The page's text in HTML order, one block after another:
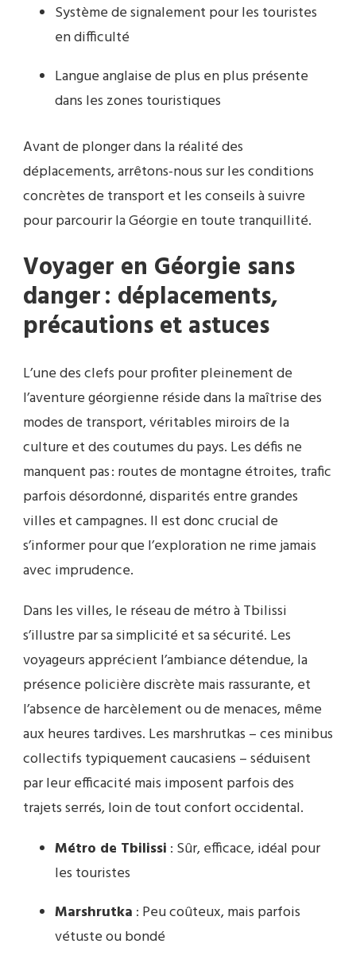
Système de signalement pour les touristes
en difficulté
Langue anglaise de plus en plus présente
dans les zones touristiques
Avant de plonger dans la réalité des
déplacements, arrêtons-nous sur les conditions
concrètes de transport et les conseils à suivre
pour parcourir la Géorgie en toute tranquillité.
Voyager en Géorgie sans
danger : déplacements,
précautions et astuces
L’une des clefs pour profiter pleinement de
l’aventure géorgienne réside dans la maîtrise des
modes de transport, véritables miroirs de la
culture et des coutumes du pays. Les défis ne
manquent pas : routes de montagne étroites, trafic
parfois désordonné, disparités entre grandes
villes et campagnes. Il est donc crucial de
s’informer pour que l’exploration ne rime jamais
avec imprudence.
Dans les villes, le réseau de métro à Tbilissi
s’illustre par sa simplicité et sa sécurité. Les
voyageurs apprécient l’ambiance détendue, la
présence policière discrète mais rassurante, et
l’absence de harcèlement ou de menaces, même
aux heures tardives. Les marshrutkas – ces minibus
collectifs typiquement caucasiens – séduisent
par leur efficacité mais imposent parfois des
trajets serrés, loin de tout confort occidental.
Métro de Tbilissi : Sûr, efficace, idéal pour
les touristes
Marshrutka : Peu coûteux, mais parfois
vétuste ou bondé